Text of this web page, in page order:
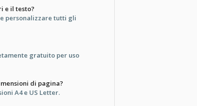
e il testo?
personalizzare tutti gli
gratuito per uso
di pagina?
A4 e US Letter.